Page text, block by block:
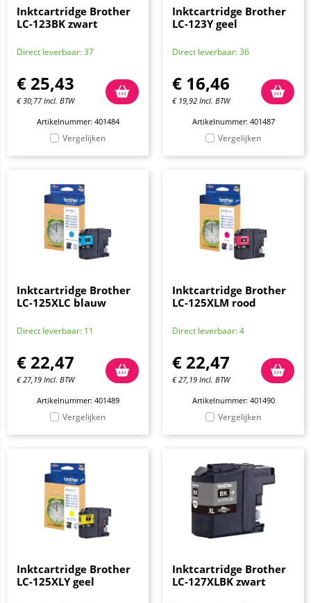
Inktcartridge Brother
LC-123BK zwart
Direct leverbaar: 37
€ 25,43
€30,77 Incl. BTW
Artikelnummer: 401484
Vergelijken
Inktcartridge Brother
LC-123Y geel
Direct leverbaar: 36
€ 16,46
€ 19,92 Incl. BTW
Artikelnummer: 401487
Vergelijken
Inktcartridge Brother
LC-125XLC blauw
Direct leverbaar: 11
€ 22,47
€27,19 Incl. BTW
Artikelnummer: 401489
Vergelijken
Inktcartridge Brother
LC-125XLM rood
Direct leverbaar: 4
€ 22,47
€27,19 Incl. BTW
Artikelnummer: 401490
Vergelijken
Inktcartridge Brother
LC-125XLY geel
Inktcartridge Brother
LC-127XLBK zwart